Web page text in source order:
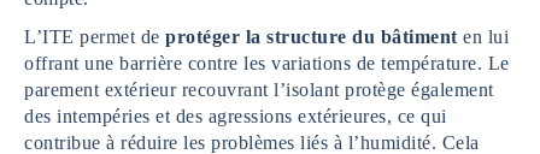
L’ITE permet de protéger la structure du bâtiment en lui
offrant une barrière contre les variations de température. Le
parement extérieur recouvrant l’isolant protège également
des intempéries et des agressions extérieures, ce qui
contribue à réduire les problèmes liés à l’humidité. Cela